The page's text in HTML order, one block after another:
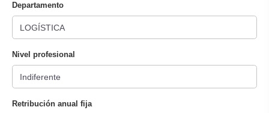
Departamento
Nivel profesional
Retribución anual fija